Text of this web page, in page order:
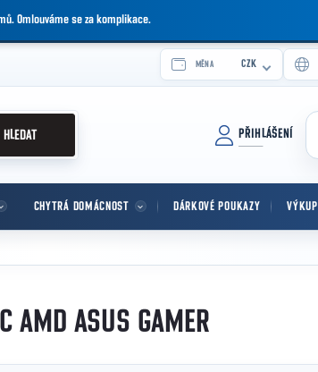
Omlouváme se za komplikace.
MĚNA CZK
HLEDAT PŘIHLÁŠENÍ
CHYTRÁ DOMÁCNOST DÁRKOVÉ POUKAZY VÝKUP
AMD ASUS GAMER